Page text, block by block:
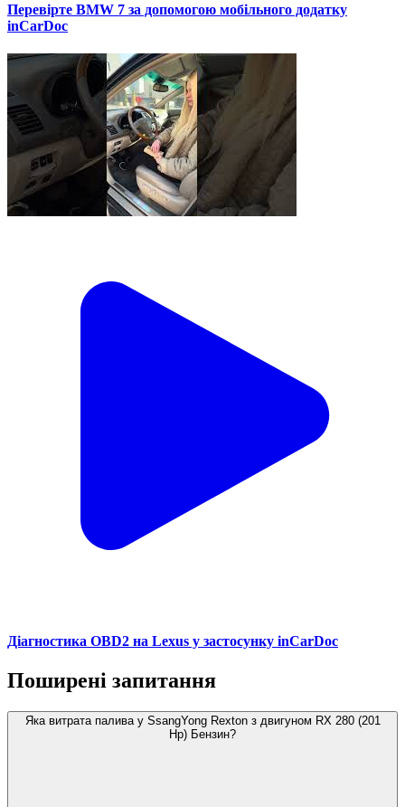
Перевірте BMW 7 за допомогою мобільного додатку
inCarDoc
Діагностика OBD2 на Lexus у застосунку inCarDoc
Поширені запитання
Яка витрата палива у SsangYong Rexton з двигуном RX 280 (201
Hp) Бензин?